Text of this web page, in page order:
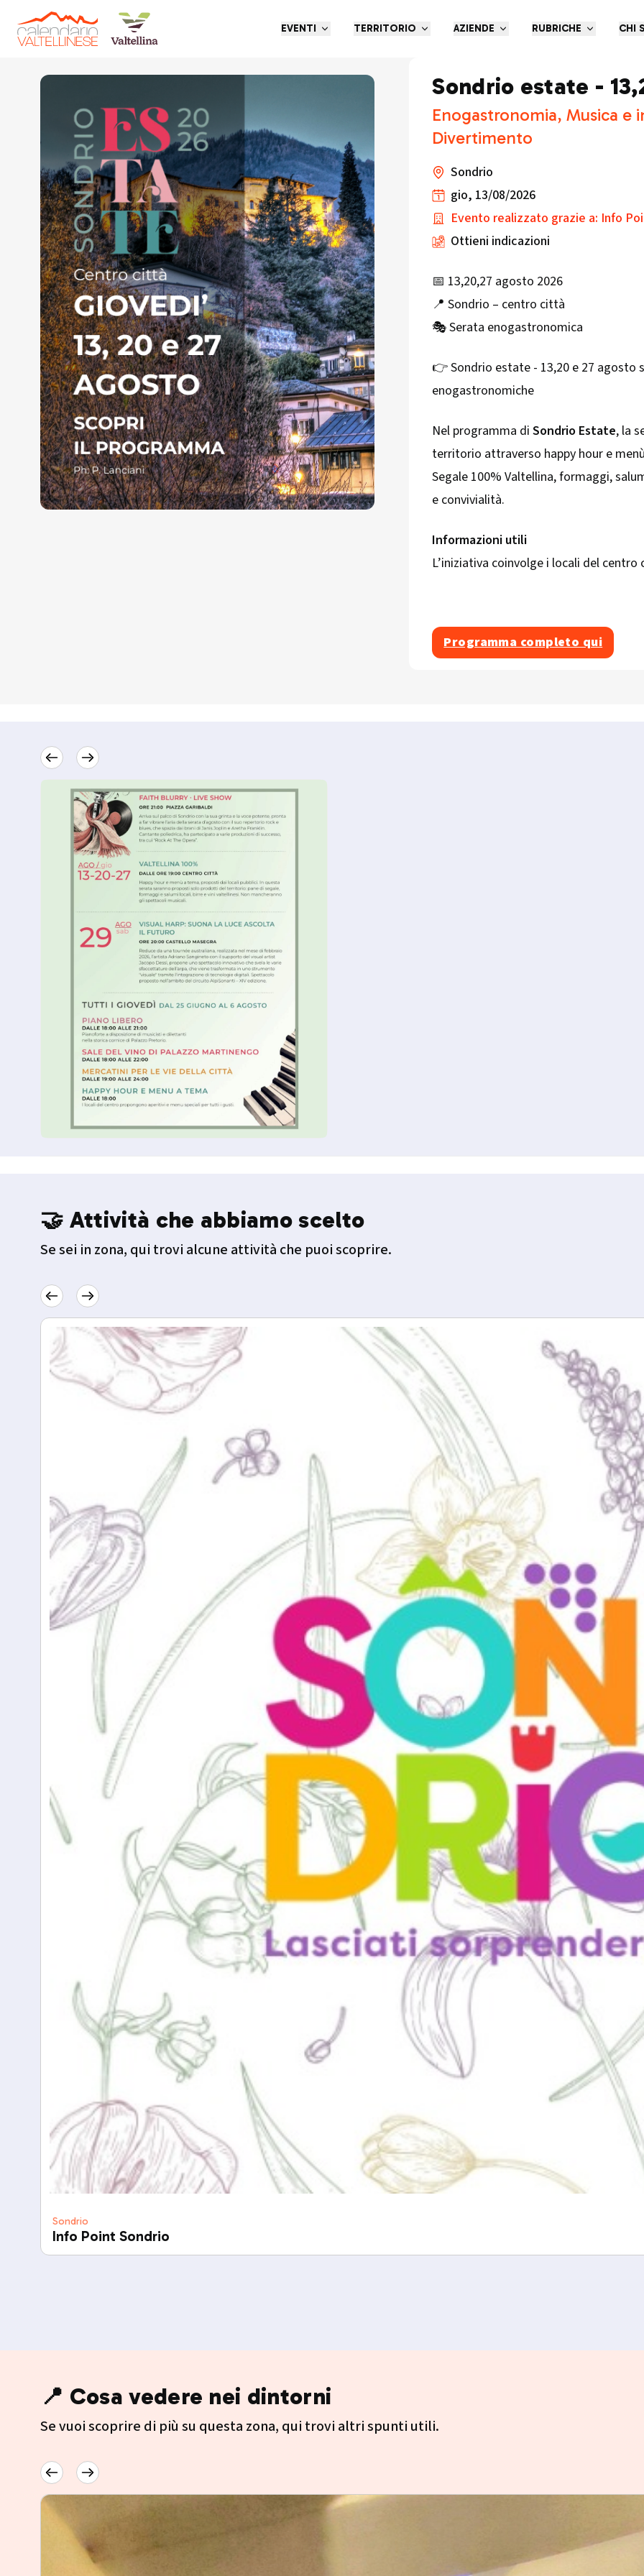
EVENTI TERRITORIO AZIENDE RUBRICHE CHI
Torna indietro
Sondrio estate -
Enogastronomia, Musica
Divertimento
Sondrio
gio, 13/08/2026
Evento realizzato grazie a: Info
Ottieni indicazioni
📅 13,20,27 agosto 2026
📍 Sondrio – centro città
🎭 Serata enogastronomica
👉 Sondrio estate - 13,20 e 27 agosto
enogastronomiche
Nel programma diSondrio Estate, la
territorio attraverso happy hour e
Segale 100% Valtellina, formaggi,
e convivialità.
Informazioni utili
L’iniziativa coinvolge i locali del
Programma completo qui
🤝 Attività che abbiamo scelto
Se sei in zona, qui trovi alcune attività che puoi scoprire.
Sondrio
Info Point Sondrio
📍 Cosa vedere nei dintorni
Se vuoi scoprire di più su questa zona, qui trovi altri spunti utili.